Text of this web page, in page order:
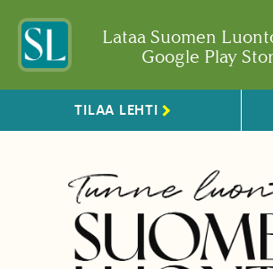
Lataa Suomen
Google Play
TILAA LEHTI